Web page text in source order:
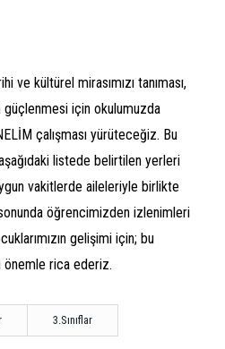
ve kültürel mirasımızı tanıması,
güçlenmesi için okulumuzda
çalışması yürüteceğiz. Bu
listede belirtilen yerleri
vakitlerde aileleriyle birlikte
öğrencimizden izlenimleri
gelişimi için; bu
önemle rica ederiz.
3.Sınıflar